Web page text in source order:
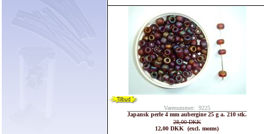
Varenummer: 9225
Japansk perle 4 mm aubergine 25 g a. 210 stk.
28,00 DKK
12,00 DKK (excl. moms)